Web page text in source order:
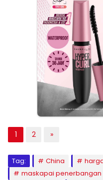
1 2 »
Tag: China
maskapai penerbangan